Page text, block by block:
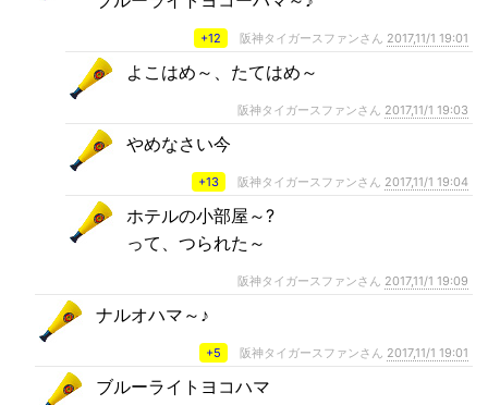
+12 阪神タイガースファンさん 2017,11/1 19:01
よこはめ～、たてはめ～
阪神タイガースファンさん 2017,11/1 19:03
やめなさい今
+13 阪神タイガースファンさん 2017,11/1 19:04
ホテルの小部屋～?
って、つられた～
阪神タイガースファンさん 2017,11/1 19:09
ナルオハマ～♪
+5 阪神タイガースファンさん 2017,11/1 19:01
ブルーライトヨコハマ